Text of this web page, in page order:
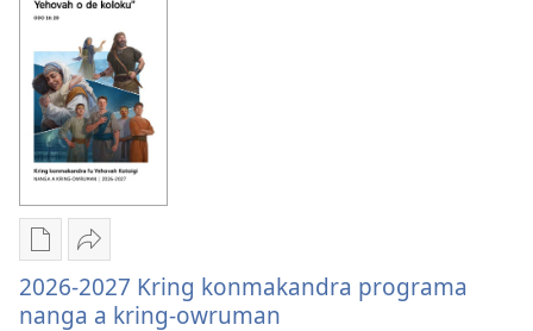
Download
buku
noso
Seni
en
gi
2026-2027 Kring konmakandra programa
nanga a kring-owruman